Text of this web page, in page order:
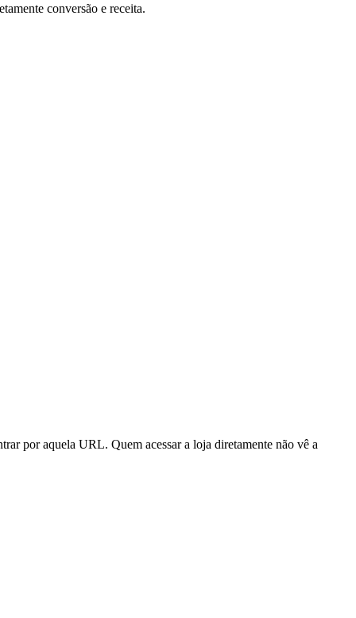
conversão e receita.
por aquela URL. Quem acessar a loja diretamente não vê a